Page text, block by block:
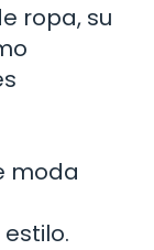
ropa, su
moda